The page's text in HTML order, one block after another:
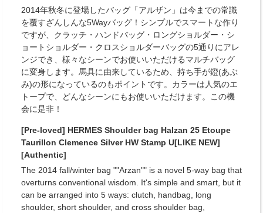
2014年秋冬に登場したバッグ「アルザン」は今までの常識
を覆すざんしんな5Wayバッグ！シンプルでスマートな作り
ですが、クラッチ・ハンドバッグ・ロングショルダー・シ
ョートショルダー・クロスショルダーバッグの5通りにアレ
ンジでき、様々なシーンでお使いいただけるマルチバッグ
に変身します。馬具に由来しているため、持ち手が鐙(あぶ
み)の形になっているのもポイントです。カラーは人気のエ
トープで、どんなシーンにもお使いいただけます。この機
会に是非！
[Pre-loved] HERMES Shoulder bag Halzan 25 Etoupe
Taurillon Clemence Silver HW Stamp U[LIKE NEW]
[Authentic]
The 2014 fall/winter bag ""Arzan"" is a novel 5-way bag that
overturns conventional wisdom. It's simple and smart, but it
can be arranged into 5 ways: clutch, handbag, long
shoulder, short shoulder, and cross shoulder bag,